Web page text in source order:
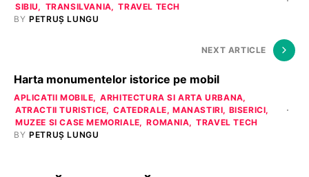
SIBIU
TRANSILVANIA
TRAVEL TECH
BY PETRUȘ LUNGU
NEXT ARTICLE
Harta monumentelor istorice pe mobil
APLICATII MOBILE
ARHITECTURA SI ARTA URBANA
ATRACTII TURISTICE
CATEDRALE, MANASTIRI, BISERICI
MUZEE SI CASE MEMORIALE
ROMANIA
TRAVEL TECH
BY PETRUȘ LUNGU